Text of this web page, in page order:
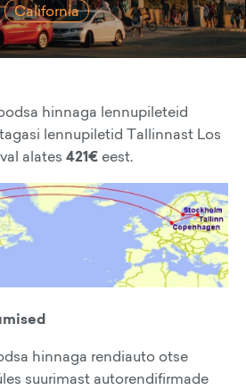
California
hinnaga lennupileteid
lennupiletid Tallinnast Los
alates 421€ eest.
hinnaga rendiauto otse
suurimast autorendifirmade